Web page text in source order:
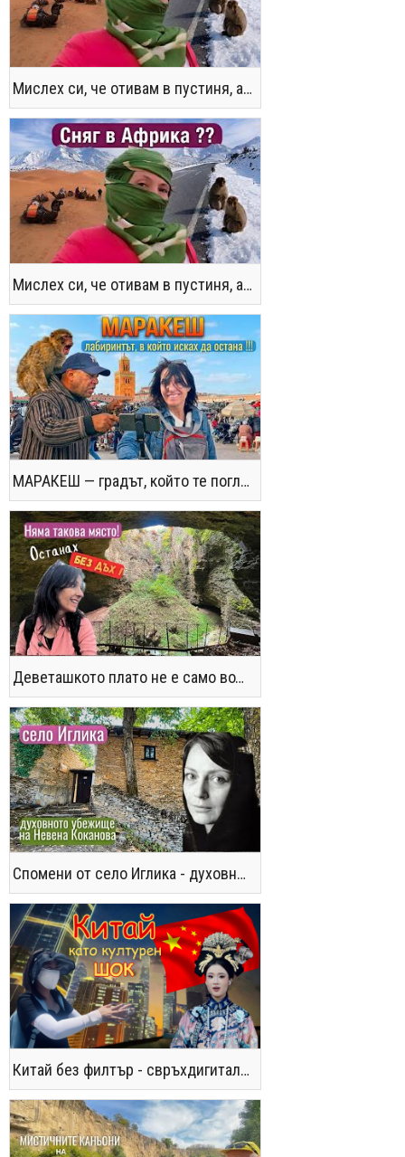
Мислех си, че отивам в пустиня, а се озовах в снега !! / Not the Morocco You Know
Мислех си, че отивам в пустиня, а се озовах в снега !! / Not the Morocco You Know
МАРАКЕШ — градът, който те поглъща без предупреждение
Деветашкото плато не е само водопади и пещери - последвайте ме!
Спомени от село Иглика - духовното убежище на Невена Коканова
Китай без филтър - свръхдигитален, магнетичен, парадоксален